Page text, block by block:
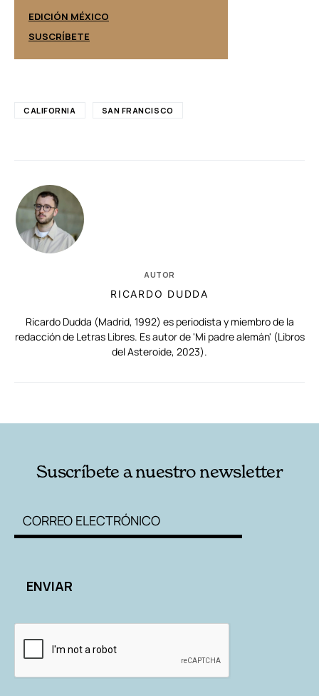
EDICIÓN MÉXICO
SUSCRÍBETE
CALIFORNIA SAN FRANCISCO
AUTOR
RICARDO DUDDA
Ricardo Dudda (Madrid, 1992) es periodista y miembro de la
redacción de Letras Libres. Es autor de 'Mi padre alemán' (Libros
del Asteroide, 2023).
Suscríbete a nuestro newsletter